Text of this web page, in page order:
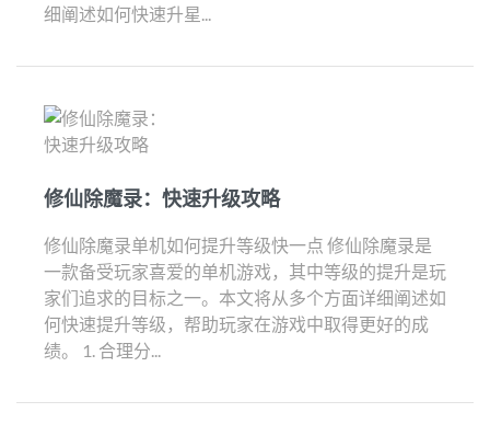
细阐述如何快速升星...
修仙除魔录：快速升级攻略
修仙除魔录单机如何提升等级快一点 修仙除魔录是
一款备受玩家喜爱的单机游戏，其中等级的提升是玩
家们追求的目标之一。本文将从多个方面详细阐述如
何快速提升等级，帮助玩家在游戏中取得更好的成
绩。 1. 合理分...